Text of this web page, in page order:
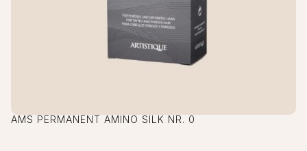
AMS PERMANENT AMINO SILK NR. 0